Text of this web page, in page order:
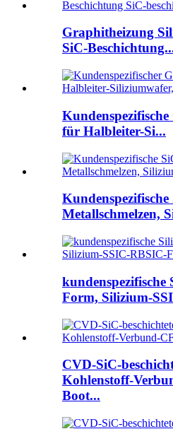
Graphitheizung
SiC-
für Halbleiter-Si...
Metallschmelzen,
kundenspezifische
Form, Silizium-
CVD-SiC-
Kohlenstoff-
Boot...